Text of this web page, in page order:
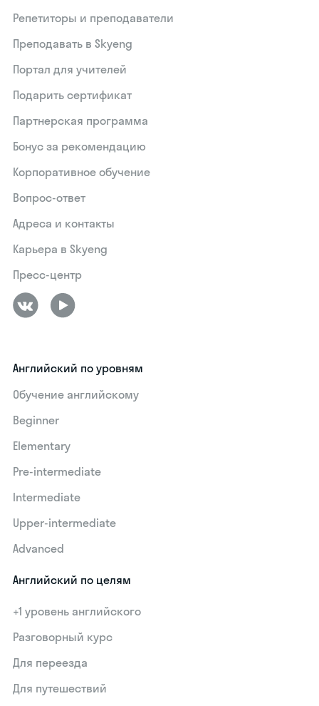
Репетиторы и преподаватели
Преподавать в Skyeng
Портал для учителей
Подарить сертификат
Партнерская программа
Бонус за рекомендацию
Корпоративное обучение
Вопрос-ответ
Адреса и контакты
Карьера в Skyeng
Пресс-центр
Английский по уровням
Обучение английскому
Beginner
Elementary
Pre-intermediate
Intermediate
Upper-intermediate
Advanced
Английский по целям
+1 уровень английского
Разговорный курс
Для переезда
Для путешествий